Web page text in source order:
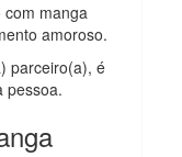
com manga
amoroso.
parceiro(a), é
pessoa.